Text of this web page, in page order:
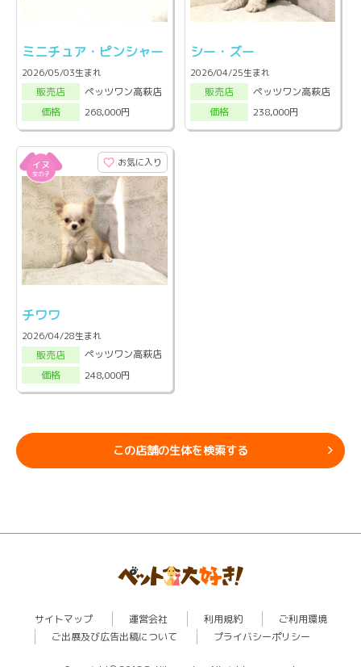
ミニチュア・ピンシャー
2026/05/03生まれ
販売店
ペッツワン高萩店
価格
268,000円
シー・ズー
2026/04/25生まれ
販売店
ペッツワン高萩店
価格
238,000円
お気に入り
チワワ
2026/04/28生まれ
販売店
ペッツワン高萩店
価格
248,000円
この店舗の生体を検索する
サイトマップ 運営会社 利用規約
ご利用環境
ご出展及び広告出稿について
プライバシーポリシー